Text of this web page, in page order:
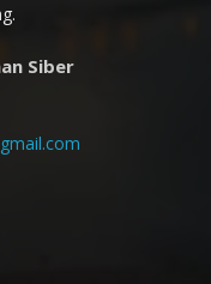
Siber